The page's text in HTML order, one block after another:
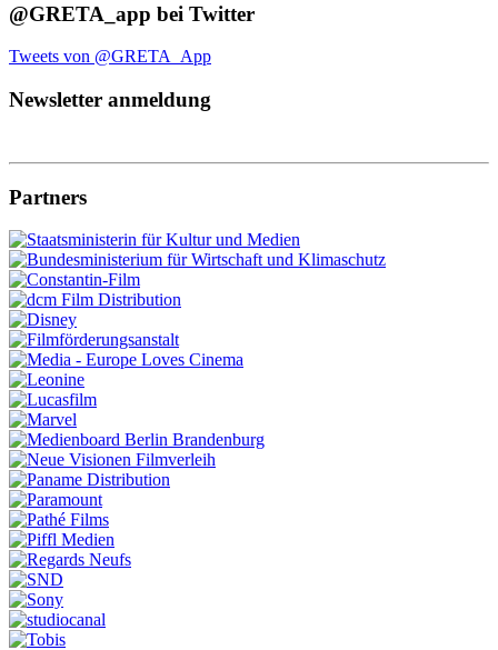
@GRETA_app bei Twitter
Tweets von @GRETA_App
Newsletter anmeldung
Partners